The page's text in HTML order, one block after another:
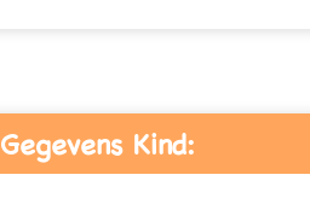
Gegevens Kind: